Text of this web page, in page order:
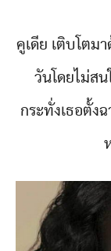
คูเดีย เติบโตม
วันโดยไม่ส
กระทั่งเธอตั้งฉ